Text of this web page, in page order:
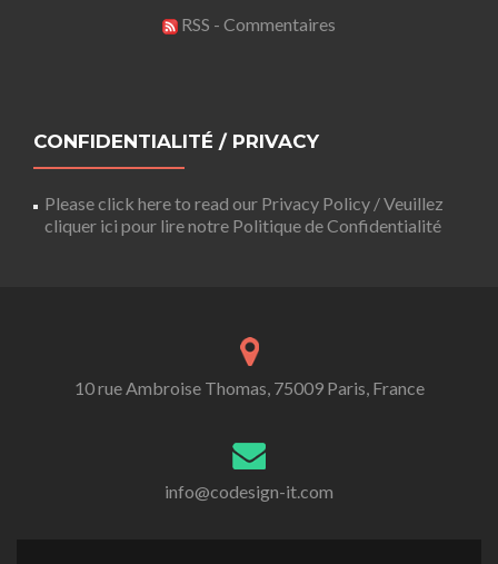
RSS - Commentaires
CONFIDENTIALITÉ / PRIVACY
Please click here to read our Privacy Policy / Veuillez
cliquer ici pour lire notre Politique de Confidentialité
10 rue Ambroise Thomas, 75009 Paris, France
info@codesign-it.com